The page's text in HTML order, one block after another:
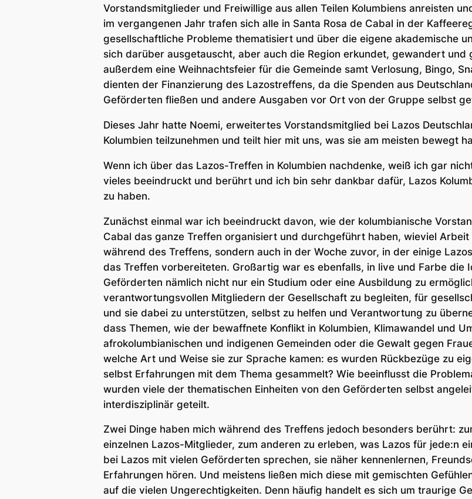
Vorstandsmitglieder und Freiwillige aus allen Teilen Kolumbiens anreisten
im vergangenen Jahr trafen sich alle in Santa Rosa de Cabal in der
gesellschaftliche Probleme thematisiert und über die eigene akademische
sich darüber ausgetauscht, aber auch die Region erkundet, gewandert
außerdem eine Weihnachtsfeier für die Gemeinde samt Verlosung, Bingo,
dienten der Finanzierung des Lazostreffens, da die Spenden aus
Geförderten fließen und andere Ausgaben vor Ort von der Gruppe selbst
Dieses Jahr hatte Noemi, erweitertes Vorstandsmitglied bei Lazos
Kolumbien teilzunehmen und teilt hier mit uns, was sie am meisten bewegt
Wenn ich über das Lazos-Treffen in Kolumbien nachdenke, weiß ich gar
vieles beeindruckt und berührt und ich bin sehr dankbar dafür, Lazos
zu haben.
Zunächst einmal war ich beeindruckt davon, wie der kolumbianische
Cabal das ganze Treffen organisiert und durchgeführt haben, wieviel
während des Treffens, sondern auch in der Woche zuvor, in der einige
das Treffen vorbereiteten. Großartig war es ebenfalls, in live und Farbe die
Geförderten nämlich nicht nur ein Studium oder eine Ausbildung zu
verantwortungsvollen Mitgliedern der Gesellschaft zu begleiten, für
und sie dabei zu unterstützen, selbst zu helfen und Verantwortung zu
dass Themen, wie der bewaffnete Konflikt in Kolumbien, Klimawandel und
afrokolumbianischen und indigenen Gemeinden oder die Gewalt gegen
welche Art und Weise sie zur Sprache kamen: es wurden Rückbezüge zu
selbst Erfahrungen mit dem Thema gesammelt? Wie beeinflusst die
wurden viele der thematischen Einheiten von den Geförderten selbst
interdisziplinär geteilt.
Zwei Dinge haben mich während des Treffens jedoch besonders berührt:
einzelnen Lazos-Mitglieder, zum anderen zu erleben, was Lazos für jede:n
bei Lazos mit vielen Geförderten sprechen, sie näher kennenlernen,
Erfahrungen hören. Und meistens ließen mich diese mit gemischten
auf die vielen Ungerechtigkeiten. Denn häufig handelt es sich um traurige